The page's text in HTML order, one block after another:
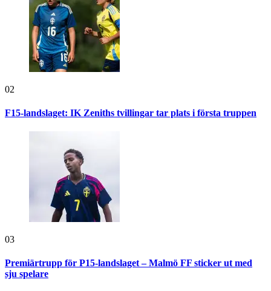
02
F15-landslaget: IK Zeniths tvillingar tar plats i första truppen
03
Premiärtrupp för P15-landslaget – Malmö FF sticker ut med
sju spelare